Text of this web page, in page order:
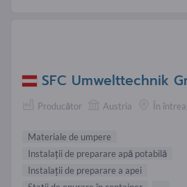
SFC Umwelttechnik
Producător Austria În
Materiale de umpere
Instalaţii de preparare apă potabilă
Instalaţii de preparare a apei